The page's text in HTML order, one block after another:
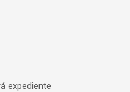
expediente